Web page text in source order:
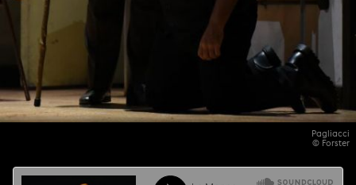
Pagliacci
© Forster